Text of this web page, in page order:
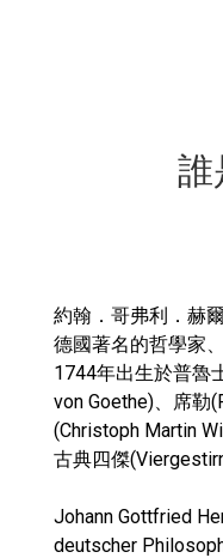
誰
約翰．哥弗利．赫
德國著名的哲學家
1744年出生於普魯
von Goethe)、席勒
(Christoph Martin
古典四傑
Johann Gottfried
deutscher